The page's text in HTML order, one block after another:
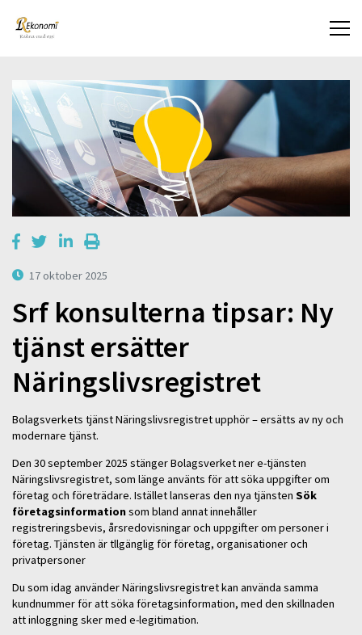
17 oktober 2025
Srf konsulterna tipsar: Ny
tjänst ersätter
Näringslivsregistret
Bolagsverkets tjänst Näringslivsregistret upphör – ersätts av ny och
modernare tjänst.
Den 30 september 2025 stänger Bolagsverket ner e-tjänsten
Näringslivsregistret, som länge använts för att söka uppgifter om
företag och företrädare. Istället lanseras den nya tjänsten Sök
företagsinformationsom bland annat innehåller
registreringsbevis, årsredovisningar och uppgifter om personer i
företag. Tjänsten är tllgänglig för företag, organisationer och
privatpersoner
Du som idag använder Näringslivsregistret kan använda samma
kundnummer för att söka företagsinformation, med den skillnaden
att inloggning sker med e-legitimation.